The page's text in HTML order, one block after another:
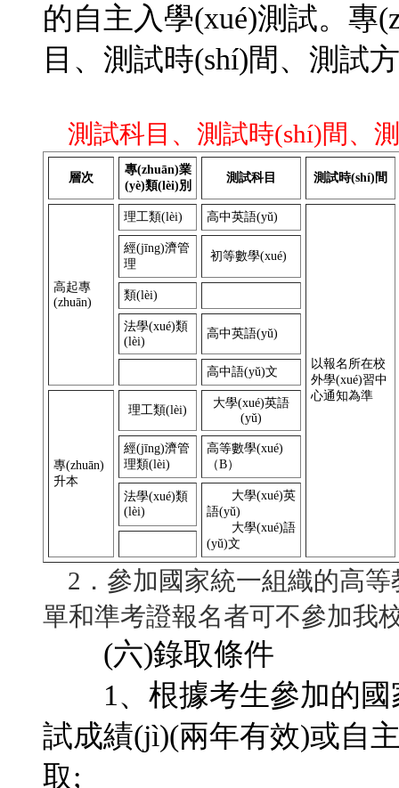
的自主入學(xué)測試
目、測試時(shí)間、測
測試科目、測試時(shí)間
層次
專(zhuān)業
(yè)類(lèi)別
測試科目 測試時(shí)間
高起專
(zhuān)
理工類(lèi) 高中英語(yǔ)
以報名所在校
外學(xué)習中
心通知為準
經(jīng)濟管
理
初等數學(xué)
類(lèi)
法學(xué)類
(lèi)
高中英語(yǔ)
高中語(yǔ)文
專(zhuān)
升本
理工類(lèi)
大學(xué)英語
(yǔ)
經(jīng)濟管
理類(lèi)
高等數學(xué)
（B）
法學(xué)類
(lèi)
大學(xué)英
語(yǔ)
大學(xué)語
(yǔ)文
2．參加國家統一組織的高
單和準考證報名者可不參加我
(六)錄取條件
1、根據考生參加的國
試成績(jì)(兩年有效)或自
取;